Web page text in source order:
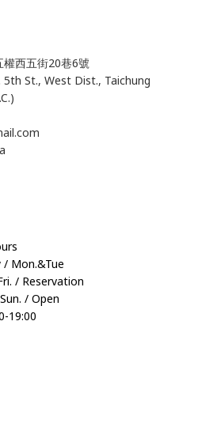
西五街20巷6號
5th St., West Dist., Taichung
/ Mon.&Tue
/ Reservation
/ Open
19:00